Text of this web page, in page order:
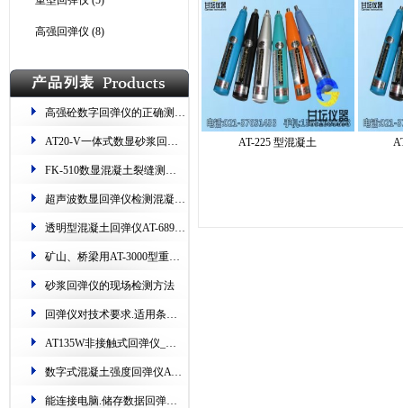
高强回弹仪 (8)
高强砼数字回弹仪的正确测量步骤
​AT20-V一体式数显砂浆回弹仪 测烧砖​​ 读数双显
FK-510数显混凝土裂缝测试仪(专测​桥梁、隧道、路面​)
超声波数显回弹仪​​检测混凝土​技术规程​
透明型混凝土回弹仪AT-689.测强范围:10-60Mpa
矿山、桥梁用​AT-3000型重型回弹仪.精度高、耐磨损​
砂浆回弹仪的现场检测方法
回弹仪对技术要求.适用条件​​.保养方法​
AT135W非接触式回弹仪​_红外无线连接.支持货场打印
数字式混凝土强度回弹仪AT135E​_可自动采集、数据存储​
能连接电脑.储存数据回弹仪HT225-W.超上下限语音提示​
AT-225 型混凝土